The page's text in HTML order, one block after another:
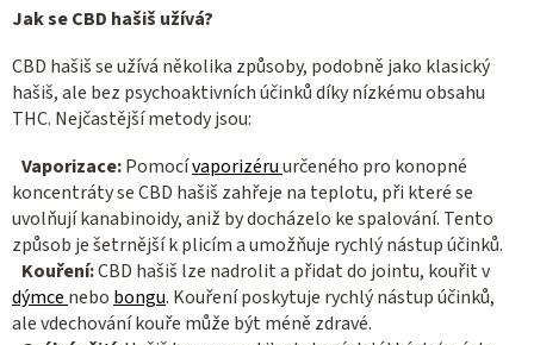
Jak se CBD hašiš užívá?
CBD hašiš se užívá několika způsoby, podobně jako klasický
hašiš, ale bez psychoaktivních účinků díky nízkému obsahu
THC. Nejčastější metody jsou:
Vaporizace:Pomocívaporizéruurčeného pro konopné
koncentráty se CBD hašiš zahřeje na teplotu, při které se
uvolňují kanabinoidy, aniž by docházelo ke spalování. Tento
způsob je šetrnější k plicím a umožňuje rychlý nástup účinků.
Kouření:CBD hašiš lze nadrolit a přidat do jointu, kouřit v
dýmce nebo bongu. Kouření poskytuje rychlý nástup účinků,
ale vdechování kouře může být méně zdravé.